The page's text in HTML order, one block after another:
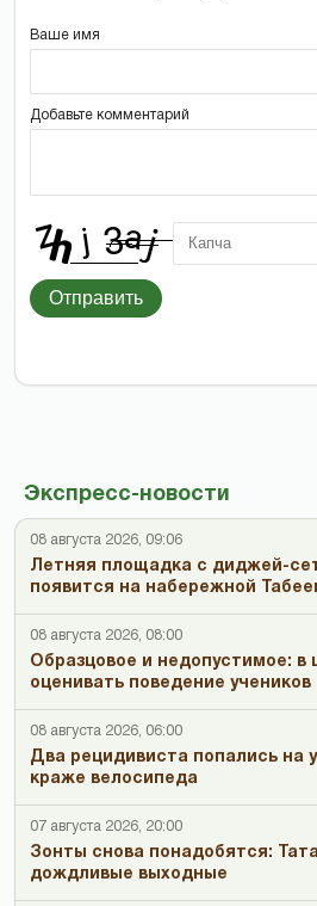
Экспресс-новости
08 августа 2026, 09:06
Летняя площадка с диджей-
появится на набережной
08 августа 2026, 08:00
Образцовое и недопустимое: в
оценивать поведение учеников
08 августа 2026, 06:00
Два рецидивиста попались на
краже велосипеда
07 августа 2026, 20:00
Зонты снова понадобятся:
дождливые выходные
Ваше имя
Добавьте комментарий
Отправить